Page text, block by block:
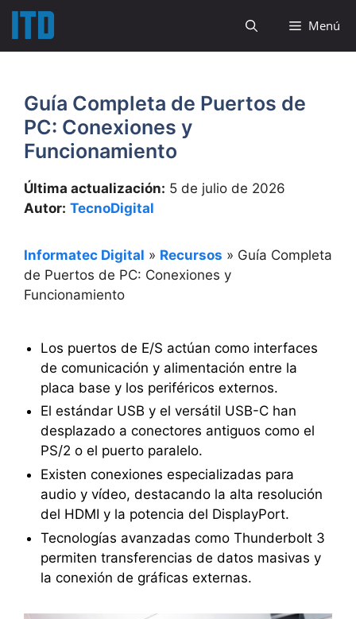
Saltar
contenido
Menú
Guía Completa de Puertos de
PC: Conexiones y
Funcionamiento
Última actualización: 5 de julio de 2026
Autor: TecnoDigital
Informatec Digital » Recursos » Guía Completa
de Puertos de PC: Conexiones y
Funcionamiento
Los puertos de E/S actúan como interfaces
de comunicación y alimentación entre la
placa base y los periféricos externos.
El estándar USB y el versátil USB-C han
desplazado a conectores antiguos como el
PS/2 o el puerto paralelo.
Existen conexiones especializadas para
audio y vídeo, destacando la alta resolución
del HDMI y la potencia del DisplayPort.
Tecnologías avanzadas como Thunderbolt 3
permiten transferencias de datos masivas y
la conexión de gráficas externas.